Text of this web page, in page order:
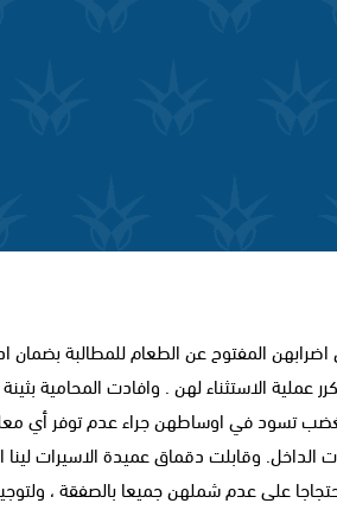
المفتوح عن الطعام للمطالبة بضمان
عملية الاستثناء لهن . وافادت المحامية
تسود في اوساطهن جراء عدم توفر أي
وقابلت دقماق عميدة الاسيرات لينا
على عدم شملهن جميعا بالصفقة ،